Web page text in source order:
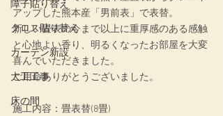
障子貼り替え
クロス貼り替え
カーテン新設
大工工事
床の間
アップした熊本産「男前表」で表替。
新しい畳表の今まで以上に重厚感のある感触
と心地よい香り、明るくなったお部屋を大変
喜んでいただきました。
ご用命ありがとうございました。
施工内容：畳表替(8畳)